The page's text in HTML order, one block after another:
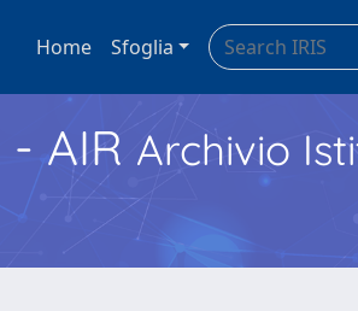
Home Sfoglia
- AIR Archivio